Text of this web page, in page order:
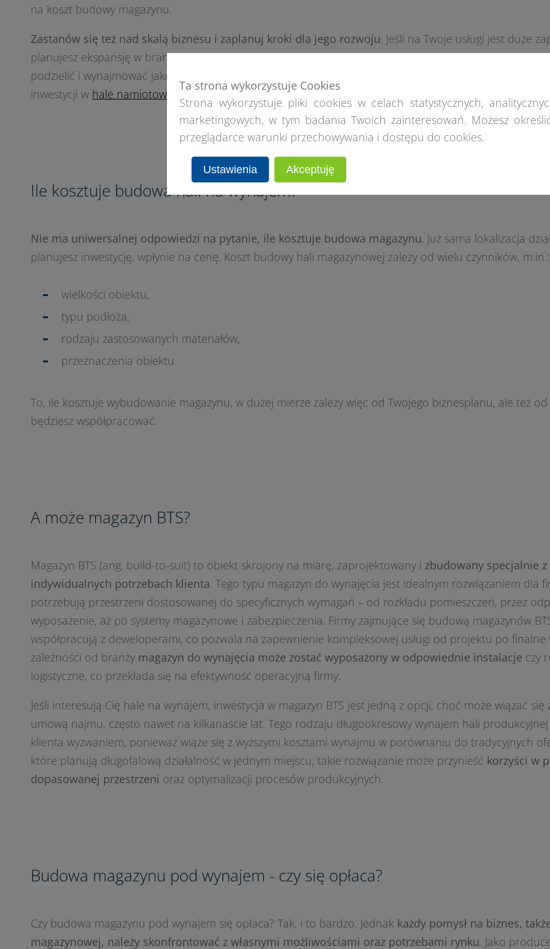
na koszt budowy magazynu.
Zastanów się też nad skalą biznesu i zaplanuj kroki dla jego rozwoju. Jeśli na Twoje usługi jest duże
planujesz ekspansję w branży e-commerce), dobrym rozwiązaniem będziebudowa hal
podzielić i wynajmować jako wiele pomieszczeń magazynowych. Jeżeli jednak nie planujesz na początek
inwestycji w hale namiotowe pod magazyn,możesz zaplanować rozbudowę obiektu w przyszłości
Ile kosztuje budowa hali na wynajem?
Nie ma uniwersalnej odpowiedzi na pytanie, ile kosztuje budowa magazynu. Już sama lokalizacja
planujesz inwestycję, wpłynie na cenę. Koszt budowy hali magazynowej zależy od wielu czynników, m.in.:
wielkości obiektu,
typu podłoża,
rodzaju zastosowanych materiałów,
przeznaczenia obiektu.
To, ile kosztuje wybudowanie magazynu, w dużej mierze zależy więc od Twojego biznesplanu, ale też
będziesz współpracować.
A może magazyn BTS?
Magazyn BTS (ang. build-to-suit) to obiekt skrojony na miarę, zaprojektowany i zbudowany specjalnie
indywidualnych potrzebach klienta. Tego typu magazyn do wynajęcia jest idealnym rozwiązaniem dla
potrzebują przestrzeni dostosowanej do specyficznych wymagań – od rozkładu pomieszczeń, przez
wyposażenie, aż po systemy magazynowe i zabezpieczenia. Firmy zajmujące się budową magazynów
współpracują z deweloperami, co pozwala na zapewnienie kompleksowej usługi od projektu po finalne
zależności od branży magazyn do wynajęcia może zostać wyposażony w odpowiednie instalacje czy
logistyczne, co przekłada się na efektywność operacyjną firmy.
Jeśli interesują Cię hale na wynajem, inwestycja w magazyn BTS jest jedną z opcji, choć może wiązać się
umową najmu, często nawet na kilkanaście lat. Tego rodzaju długookresowy wynajem hali
klienta wyzwaniem, ponieważ wiąże się z wyższymi kosztami wynajmu w porównaniu do tradycyjnych
które planują długofalową działalność w jednym miejscu, takie rozwiązanie może przynieść korzyści w
dopasowanej przestrzeni oraz optymalizacji procesów produkcyjnych.
Budowa magazynu pod wynajem - czy się opłaca?
Czy budowa magazynu pod wynajem się opłaca? Tak, i to bardzo. Jednak każdy pomysł na biznes,
magazynowej, należy skonfrontować z własnymi możliwościami oraz potrzebami rynku. Jako
Ta strona wykorzystuje Cookies
Strona wykorzystuje pliki cookies w celach statystycznych,
marketingowych, w tym badania Twoich zainteresowań. Możesz
przeglądarce warunki przechowywania i dostępu do cookies.
Ustawienia Akceptuję